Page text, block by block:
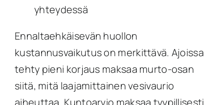
yhteydessä
Ennaltaehkäisevän huollon
kustannusvaikutus on merkittävä. Ajoissa
tehty pieni korjaus maksaa murto-osan
siitä, mitä laajamittainen vesivaurio
aiheuttaa. Kuntoarvio maksaa tyypillisesti